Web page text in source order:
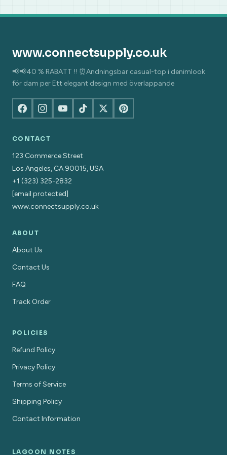
www.connectsupply.co.uk
📢📢40 % RABATT !! ⏰Andningsbar casual-top i denimlook
för dam per Ett elegant design med överlappande
CONTACT
123 Commerce Street
Los Angeles, CA 90015, USA
+1 (323) 325-2832
[email protected]
www.connectsupply.co.uk
ABOUT
About Us
Contact Us
FAQ
Track Order
POLICIES
Refund Policy
Privacy Policy
Terms of Service
Shipping Policy
Contact Information
LAGOON NOTES